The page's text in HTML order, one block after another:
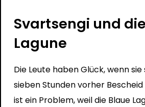
Svartsengi und
Lagune
Die Leute haben Glück, wenn
sieben Stunden vorher
ist ein Problem, weil die Blaue